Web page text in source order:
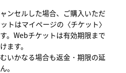
ンセルした場合、ご購入いただ
トはマイページの〈チケット〉
。Webチケットは有効期限まで
ます。
いかなる場合も返金・期限の延
。